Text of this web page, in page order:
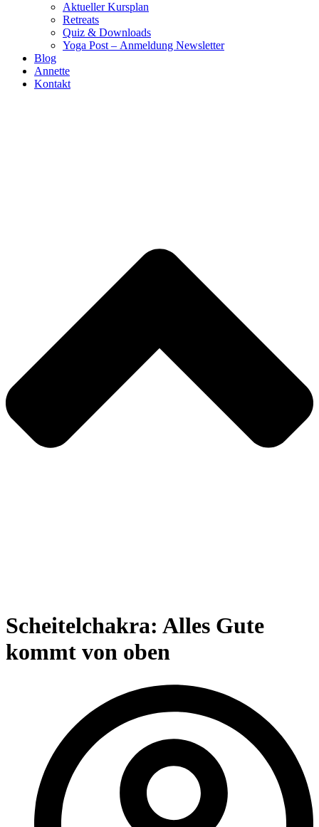
Aktueller Kursplan
Retreats
Quiz & Downloads
Yoga Post – Anmeldung Newsletter
Blog
Annette
Kontakt
Scheitelchakra: Alles Gute
kommt von oben